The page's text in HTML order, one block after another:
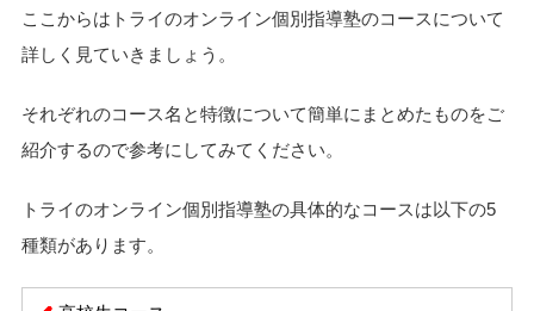
ここからはトライのオンライン個別指導塾のコースについて
詳しく見ていきましょう。
それぞれのコース名と特徴について簡単にまとめたものをご
紹介するので参考にしてみてください。
トライのオンライン個別指導塾の具体的なコースは以下の5
種類があります。